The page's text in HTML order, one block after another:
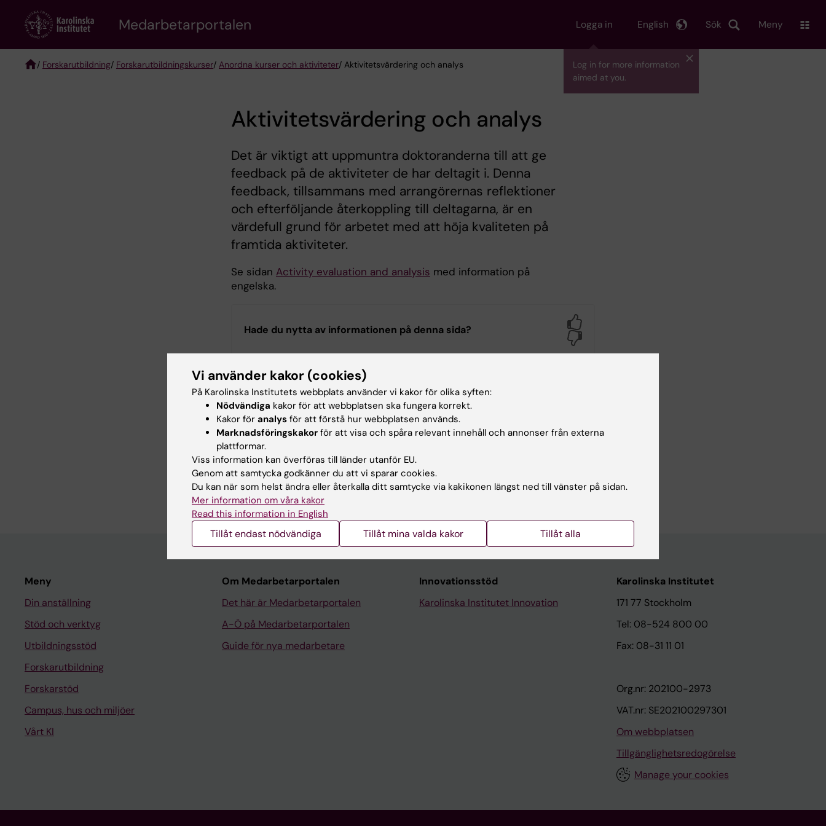
content
Medarbetarportalen Logga in
Log in for more information
aimed at you.
Sök
English Meny
/ Forskarutbildning/ Forskarutbildningskurser/ Anordna kurser och aktiviteter/ Aktivitetsvärdering och analys
Aktivitetsvärdering och analys
Det är viktigt att uppmuntra doktoranderna till att ge
feedback på de aktiviteter de har deltagit i. Denna
feedback, tillsammans med arrangörernas reflektioner
och efterföljande återkoppling till deltagarna, är en
värdefull grund för arbetet med att höja kvaliteten på
framtida aktiviteter.
Se sidan Activity evaluation and analysis med information på
engelska.
Hade du nytta av informationen på denna sida?
Innehållsgranskare:
Ingeborg van der Ploeg
Redaktör:Anna Gustafsson
Sidan uppdaterad:2025-11-10
Dela
Meny
Din anställning
Stöd och verktyg
Utbildningsstöd
Forskarutbildning
Forskarstöd
Campus, hus och miljöer
Vårt KI
Om Medarbetarportalen
Det här är Medarbetarportalen
A-Ö på Medarbetarportalen
Guide för nya medarbetare
Innovationsstöd
Karolinska Institutet Innovation
Karolinska Institutet
171 77 Stockholm
Tel: 08-524 800 00
Fax: 08-31 11 01
Org.nr: 202100-2973
VAT.nr: SE202100297301
Om webbplatsen
Tillgänglighetsredogörelse
Manage your cookies
Vi använder kakor (cookies)
På Karolinska Institutets webbplats använder vi kakor för olika syften:
Nödvändiga kakor för att webbplatsen ska fungera korrekt.
Kakor för analys för att förstå hur webbplatsen används.
Marknadsföringskakor för att visa och spåra relevant innehåll och annonser från externa
plattformar.
Viss information kan överföras till länder utanför EU.
Genom att samtycka godkänner du att vi sparar cookies.
Du kan när som helst ändra eller återkalla ditt samtycke via kakikonen längst ned till vänster på sidan.
Mer information om våra kakor
Read this information in English
Tillåt endast nödvändiga Tillåt mina valda kakor Tillåt alla